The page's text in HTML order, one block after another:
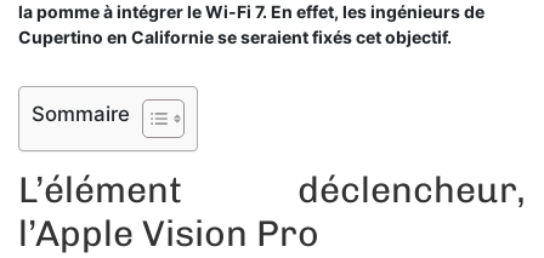
la pomme à intégrer le Wi-Fi 7. En effet, les ingénieurs de
Cupertino en Californie se seraient fixés cet objectif.
Sommaire
L’élément déclencheur,
l’Apple Vision Pro